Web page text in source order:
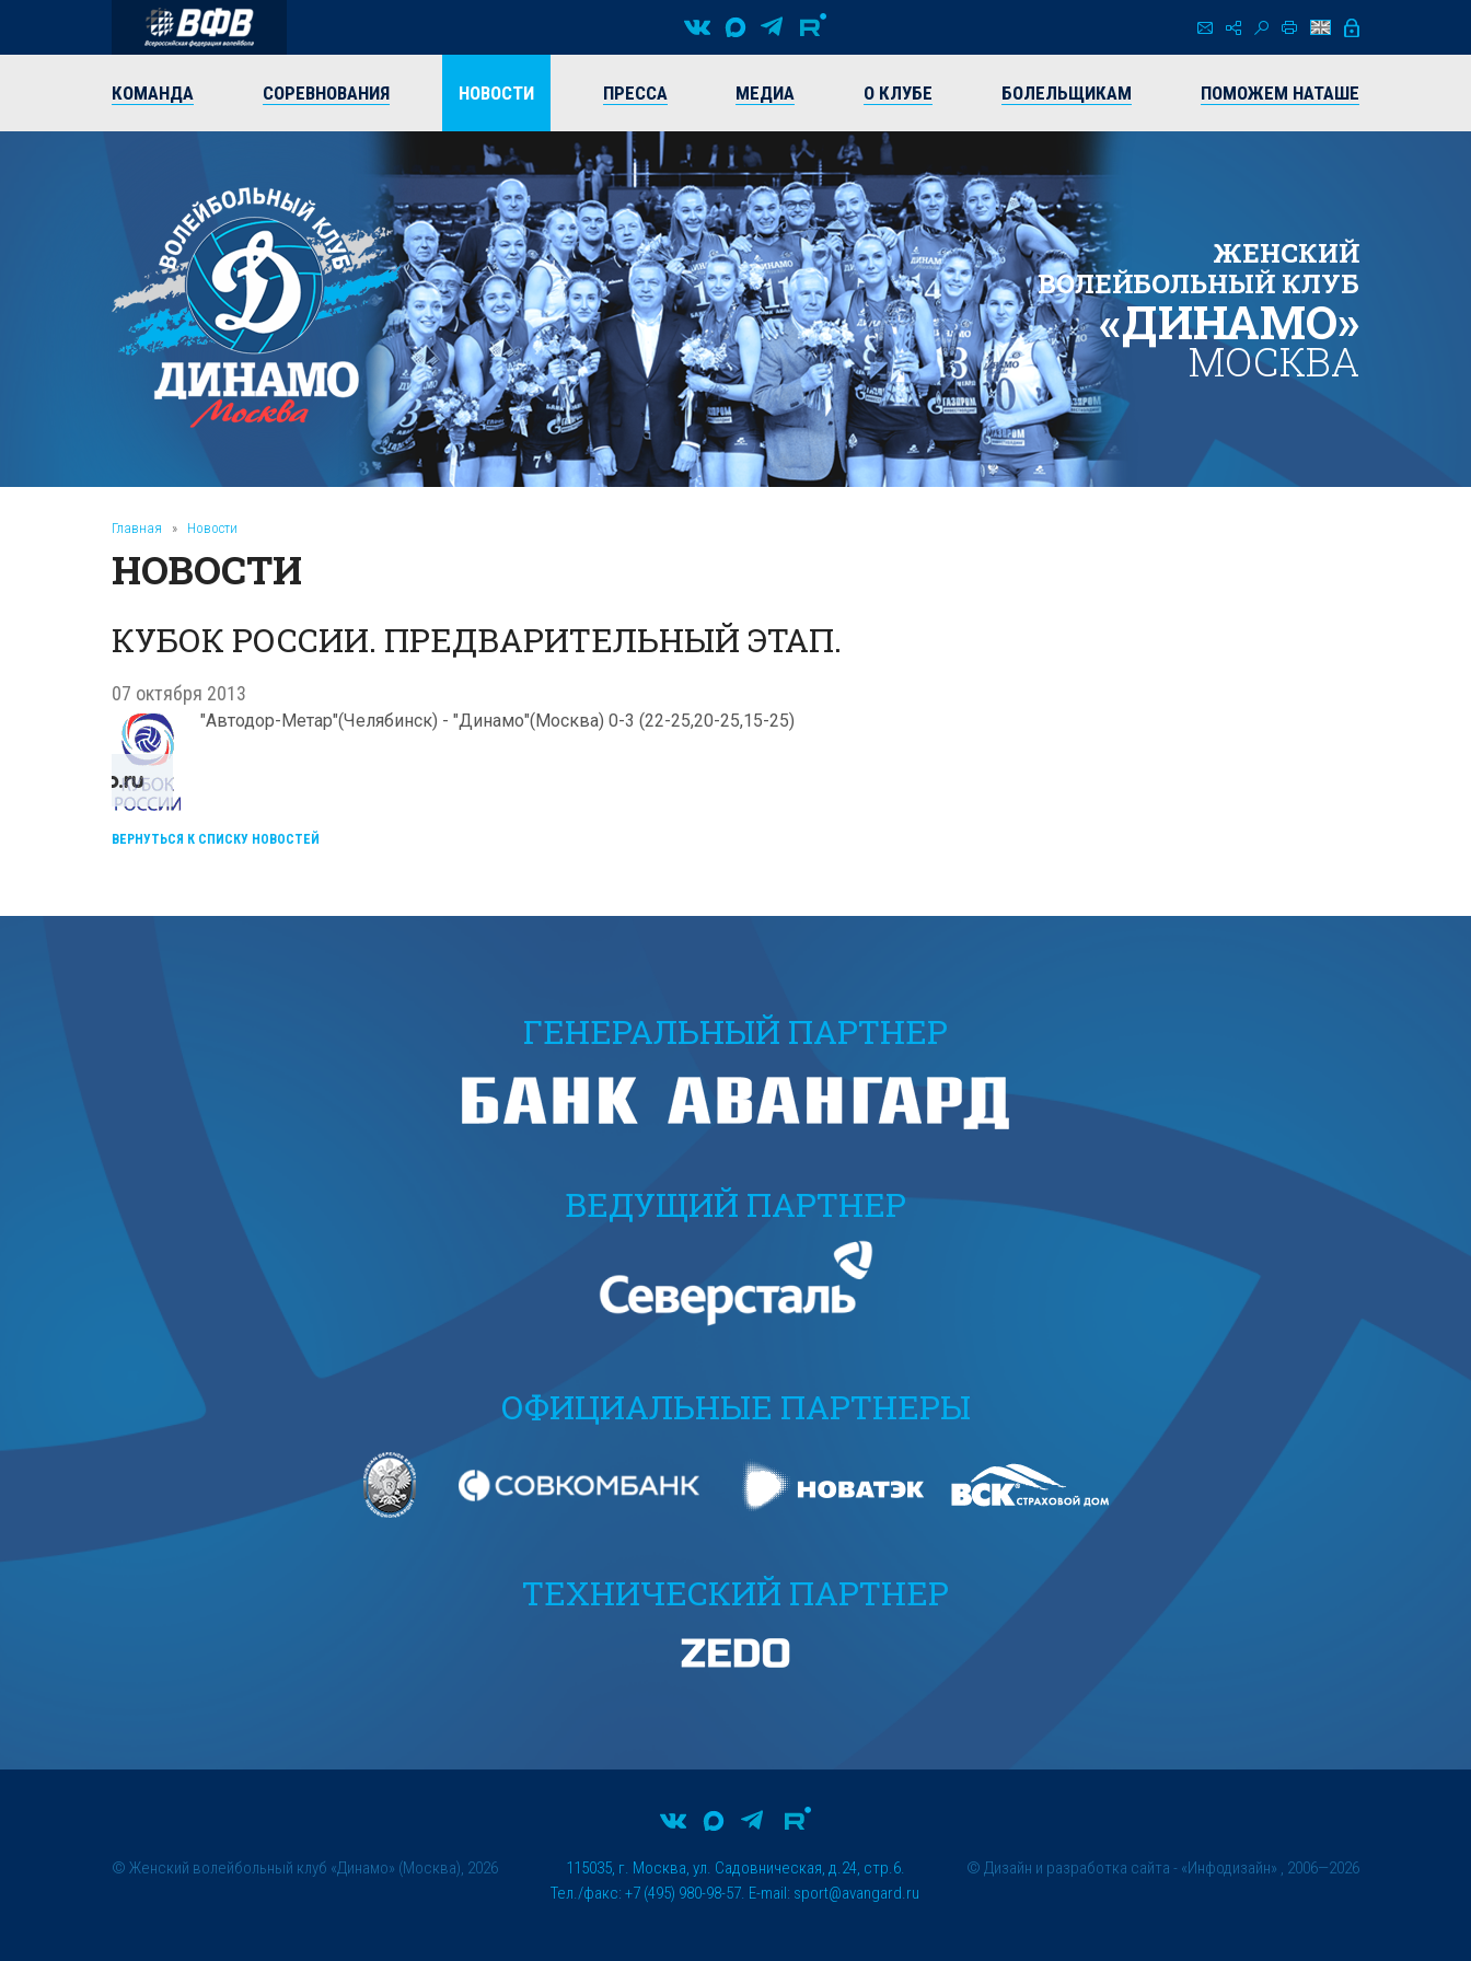
КОМАНДА СОРЕВНОВАНИЯ НОВОСТИ ПРЕССА МЕДИА О КЛУБЕ БОЛЕЛЬЩИКАМ ПОМОЖЕМ НАТАШЕ
ЖЕНСКИЙ
ВОЛЕЙБОЛЬНЫЙ КЛУБ
«ДИНАМО»
МОСКВА
Главная » Новости
НОВОСТИ
КУБОК РОССИИ. ПРЕДВАРИТЕЛЬНЫЙ ЭТАП.
07 октября 2013
"Автодор-Метар"(Челябинск) - "Динамо"(Москва) 0-3 (22-25,20-25,15-25)
ВЕРНУТЬСЯ К СПИСКУ НОВОСТЕЙ
ГЕНЕРАЛЬНЫЙ ПАРТНЕР
ВЕДУЩИЙ ПАРТНЕР
ОФИЦИАЛЬНЫЕ ПАРТНЕРЫ
ТЕХНИЧЕСКИЙ ПАРТНЕР
© Женский волейбольный клуб «Динамо» (Москва), 2026
115035, г. Москва, ул. Садовническая, д.24, стр.6.
Тел./факс: +7 (495) 980-98-57. E-mail: sport@avangard.ru
© Дизайн и разработка сайта - «Инфодизайн» , 2006—2026